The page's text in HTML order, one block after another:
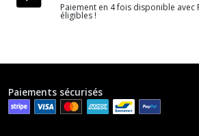
Paiement en 4 fois disponible avec
éligibles !
Paiements sécurisés